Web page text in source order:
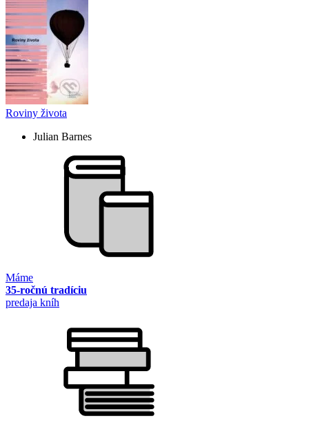
Roviny života
Julian Barnes
Máme
35-ročnú tradíciu
predaja kníh